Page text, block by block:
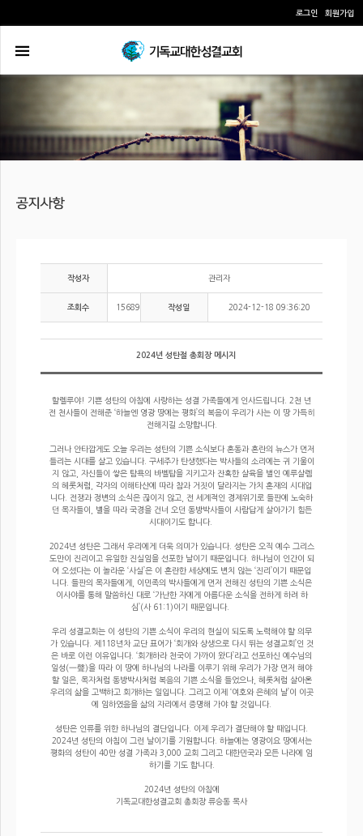
로그인 회원가입
작성자 관리자
조회수 15689 작성일 2024-12-18 09:36:20
2024년 성탄절 총회장 메시지
할렐루야! 기쁜 성탄의 아침에 사랑하는 성결 가족들에게 인사드립니다. 2천 년
전 천사들이 전해준 ‘하늘엔 영광 땅에는 평화’의 복음이 우리가 사는 이 땅 가득히
전해지길 소망합니다.
그러나 안타깝게도 오늘 우리는 성탄의 기쁜 소식보다 혼동과 혼란의 뉴스가 먼저
들리는 시대를 살고 있습니다. 구세주가 탄생했다는 박사들의 소리에는 귀 기울이
지 않고, 자신들이 쌓은 탐욕의 바벨탑을 지키고자 잔혹한 살육을 벌인 예루살렘
의 헤롯처럼, 각자의 이해타산에 따라 참과 거짓이 달라지는 가치 혼재의 시대입
니다. 전쟁과 정변의 소식은 끊이지 않고, 전 세계적인 경제위기로 들판에 노숙하
던 목자들이, 별을 따라 국경을 건너 오던 동방박사들이 사람답게 살아가기 힘든
시대이기도 합니다.
2024년 성탄은 그래서 우리에게 더욱 의미가 있습니다. 성탄은 오직 예수 그리스
도만이 진리이고 유일한 진실임을 선포한 날이기 때문입니다. 하나님이 인간이 되
어 오셨다는 이 놀라운 ‘사실’은 이 혼란한 세상에도 변치 않는 ‘진리’이기 때문입
니다. 들판의 목자들에게, 이민족의 박사들에게 먼저 전해진 성탄의 기쁜 소식은
이사야를 통해 말씀하신 대로 ‘가난한 자에게 아름다운 소식을 전하게 하려 하
심’(사 61:1)이기 때문입니다.
우리 성결교회는 이 성탄의 기쁜 소식이 우리의 현실이 되도록 노력해야 할 의무
가 있습니다. 제118년차 교단 표어가 ‘회개와 상생으로 다시 뛰는 성결교회’인 것
은 바로 이런 이유입니다. ‘회개하라 천국이 가까이 왔다’라고 선포하신 예수님의
일성(一聲)을 따라 이 땅에 하나님의 나라를 이루기 위해 우리가 가장 먼저 해야
할 일은, 목자처럼 동방박사처럼 복음의 기쁜 소식을 들었으나, 헤롯처럼 살아온
우리의 삶을 고백하고 회개하는 일입니다. 그리고 이제 ‘여호와 은혜의 날’이 이곳
에 임하였음을 삶의 자리에서 증명해 가야 할 것입니다.
성탄은 인류를 위한 하나님의 결단입니다. 이제 우리가 결단해야 할 때입니다.
2024년 성탄의 아침이 그런 날이기를 기원합니다. 하늘에는 영광이요 땅에서는
평화의 성탄이 40만 성결 가족과 3,000 교회 그리고 대한민국과 모든 나라에 임
하기를 기도 합니다.
2024년 성탄의 아침에
기독교대한성결교회 총회장 류승동 목사